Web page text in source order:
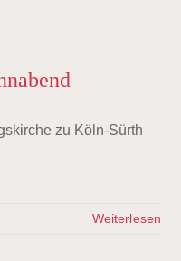
zu Köln-Sürth
Weiterlesen